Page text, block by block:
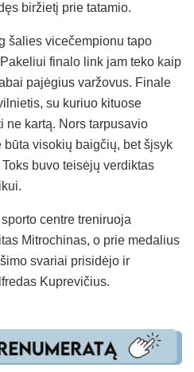
biržietį prie tatamio.
šalies vicečempionu tapo
finalo link jam teko kaip
pajėgius varžovus. Finale
su kuriuo kituose
ne kartą. Nors tarpusavio
visokių baigčių, bet šįsyk
buvo teisėjų verdiktas
centre treniruoja
Mitrochinas, o prie medalius
svariai prisidėjo ir
Kuprevičius.